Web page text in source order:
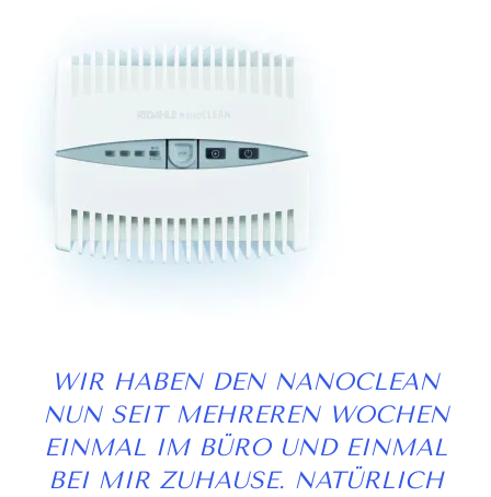
WIR HABEN DEN NANOCLEAN
NUN SEIT MEHREREN WOCHEN
EINMAL IM BÜRO UND EINMAL
BEI MIR ZUHAUSE. NATÜRLICH